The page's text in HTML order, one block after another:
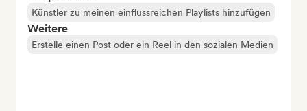
Künstler zu meinen einflussreichen Playlists hinzufügen
Weitere
Erstelle einen Post oder ein Reel in den sozialen Medien